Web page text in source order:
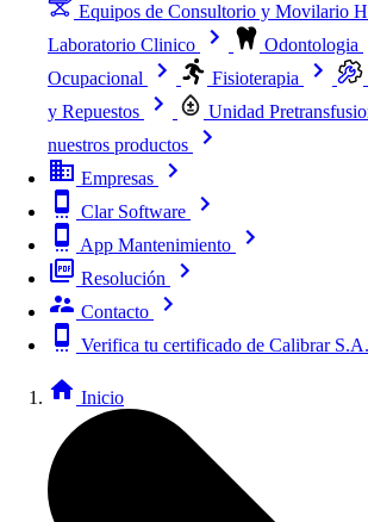
Equipos de Consultorio y Movilario
Laboratorio Clinico
Odontologia
Ocupacional
Fisioterapia
y Repuestos
Unidad
nuestros productos
Empresas
Clar Software
App Mantenimiento
Resolución
Contacto
Verifica tu certificado de Calibrar
Inicio